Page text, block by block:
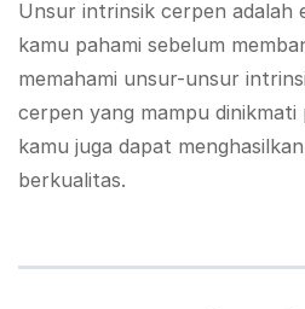
Unsur intrinsik cerpen adalah
kamu pahami sebelum
memahami unsur-unsur
cerpen yang mampu dinikmati
kamu juga dapat
berkualitas.